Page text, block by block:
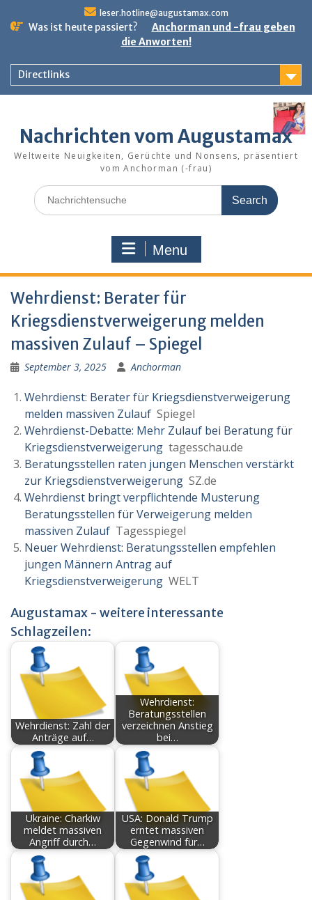
leser.hotline@augustamax.com
Was ist heute passiert?
Anchorman und -frau geben
die Anworten!
Directlinks
Nachrichten vom Augustamax
Weltweite Neuigkeiten, Gerüchte und Nonsens, präsentiert
vom Anchorman (-frau)
Search
for:
Menu
Wehrdienst: Berater für
Kriegsdienstverweigerung melden
massiven Zulauf – Spiegel
September 3, 2025 Anchorman
Wehrdienst: Berater für Kriegsdienstverweigerung
melden massiven Zulauf Spiegel
Wehrdienst-Debatte: Mehr Zulauf bei Beratung für
Kriegsdienstverweigerung tagesschau.de
Beratungsstellen raten jungen Menschen verstärkt
zur Kriegsdienstverweigerung SZ.de
Wehrdienst bringt verpflichtende Musterung
Beratungsstellen für Verweigerung melden
massiven Zulauf Tagesspiegel
Neuer Wehrdienst: Beratungsstellen empfehlen
jungen Männern Antrag auf
Kriegsdienstverweigerung WELT
Augustamax - weitere interessante
Schlagzeilen:
Wehrdienst: Zahl der
Anträge auf…
Wehrdienst:
Beratungsstellen
verzeichnen Anstieg
bei…
Ukraine: Charkiw
meldet massiven
Angriff durch…
USA: Donald Trump
erntet massiven
Gegenwind für…